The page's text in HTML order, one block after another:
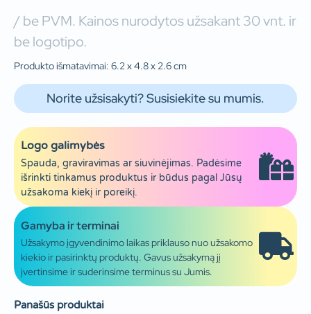
/ be PVM. Kainos nurodytos užsakant 30 vnt. ir
be logotipo.
Produkto išmatavimai: 6.2 x 4.8 x 2.6 cm
Norite užsisakyti? Susisiekite su mumis.
Logo galimybės
Spauda, graviravimas ar siuvinėjimas. Padėsime
išrinkti tinkamus produktus ir būdus pagal Jūsų
užsakoma kiekį ir poreikį.
Gamyba ir terminai
Užsakymo įgyvendinimo laikas priklauso nuo užsakomo
kiekio ir pasirinktų produktų. Gavus užsakymą jį
įvertinsime ir suderinsime terminus su Jumis.
Panašūs produktai